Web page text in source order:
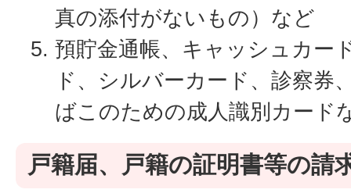
真の添付がないもの）など
預貯金通帳、キャッシュカー
ド、シルバーカード、診察券
ばこのための成人識別カード
戸籍届、戸籍の証明書等の請